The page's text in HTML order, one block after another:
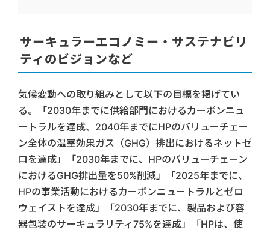
サーキュラーエコノミー・サステナビリ
ティのビジョンなど
気候変動への取り組みとして以下の目標を掲げてい
る。「2030年までに供給部門におけるカーボンニュ
ートラルを達成、2040年までにHPのバリューチェー
ン全体の温室効果ガス（GHG）排出におけるネットゼ
ロを達成」「2030年までに、HPのバリューチェーン
におけるGHG排出量を50%削減」「2025年までに、
HPの事業活動におけるカーボンニュートラルとゼロ
ウェイストを達成」「2030年までに、製品および容
器包装のサーキュラリティ75%を達成」「HPは、使